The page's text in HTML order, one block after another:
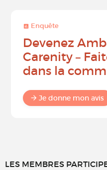
Enquête
Devenez
Carenity –
dans la
Je donne mon avis
LES MEMBRES